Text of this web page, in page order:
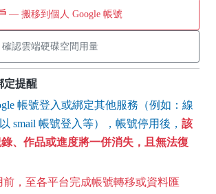
— 搬移到個人 Google 帳號
認雲端硬碟空間用量
定提醒
帳號登入或綁定其他服務（例如：線
smail 帳號登入等），帳號停用後， 該
、作品或進度將一併消失，且無法復
，至各平台完成帳號轉移或資料匯